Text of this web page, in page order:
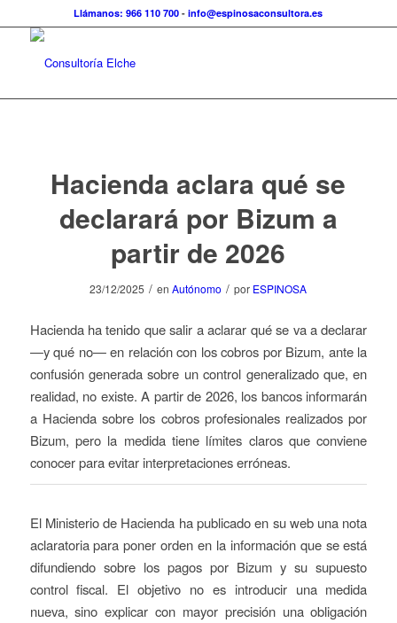
Llámanos: 966 110 700 -info@espinosaconsultora.es
Hacienda aclara qué se
declarará por Bizum a
partir de 2026
23/12/2025 / enAutónomo / por ESPINOSA
Hacienda ha tenido que salir a aclarar qué se va a declarar
—y qué no— en relación con los cobros por Bizum, ante la
confusión generada sobre un control generalizado que, en
realidad, no existe. A partir de 2026, los bancos informarán
a Hacienda sobre los cobros profesionales realizados por
Bizum, pero la medida tiene límites claros que conviene
conocer para evitar interpretaciones erróneas.
El Ministerio de Hacienda ha publicado en su web una nota
aclaratoria para poner orden en la información que se está
difundiendo sobre los pagos por Bizum y su supuesto
control fiscal. El objetivo no es introducir una medida
nueva, sino explicar con mayor precisión una obligación